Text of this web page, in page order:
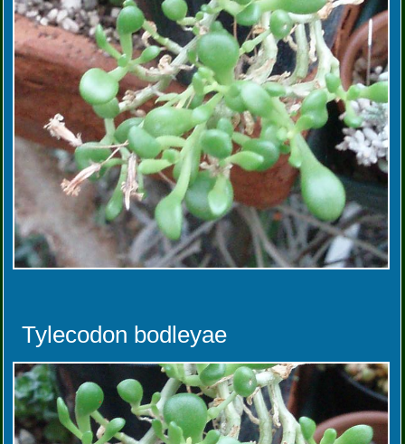
Tylecodon bodleyae